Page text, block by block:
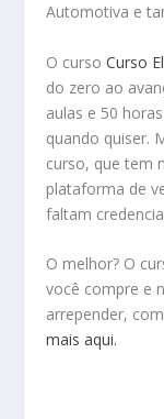
Automotiva e
O cursoCurso
do zero ao
aulas e 50
quando quiser.
curso, que tem
plataforma de
faltam
O melhor? O
você compre e
arrepender,
mais aqui.